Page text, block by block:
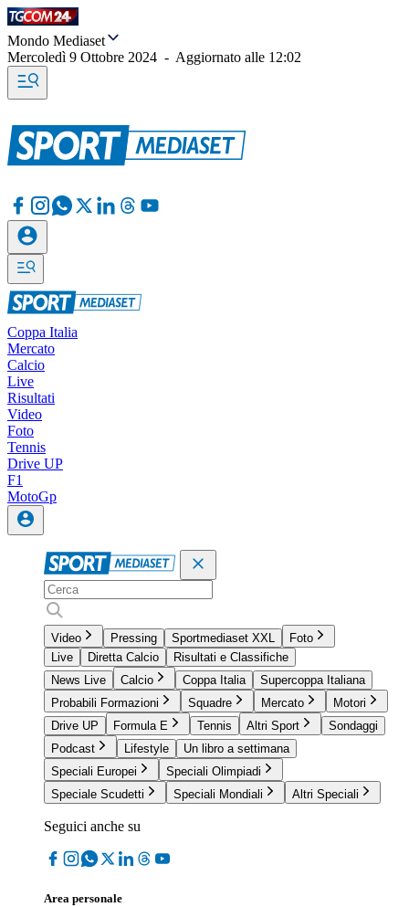
Mondo Mediaset
Mercoledì 9 Ottobre 2024 - Aggiornato alle 12:02
Coppa Italia
Mercato
Calcio
Live
Risultati
Video
Foto
Tennis
Drive UP
F1
MotoGp
Video Pressing Sportmediaset XXL
Foto
Live
Diretta Calcio
Risultati e Classifiche
News Live
Calcio Coppa Italia
Supercoppa Italiana
Probabili Formazioni
Squadre Mercato
Motori
Drive UP
Formula E Tennis Altri Sport
Sondaggi
Podcast
Lifestyle
Un libro a settimana
Speciali Europei
Speciali Olimpiadi
Speciale Scudetti
Speciali Mondiali Altri Speciali
Seguici anche su
Area personale